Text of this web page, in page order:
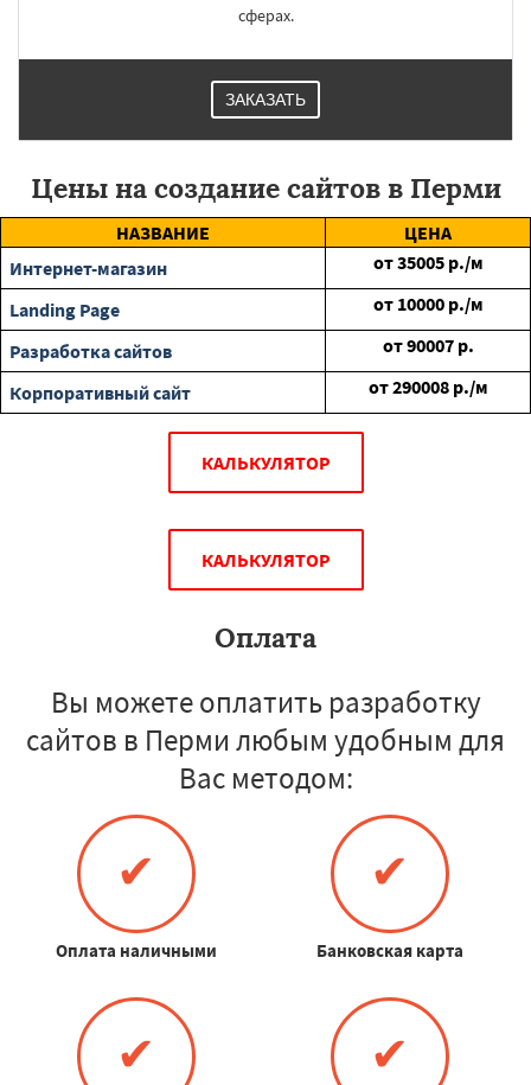
сферах.
ЗАКАЗАТЬ
Цены на создание сайтов в Перми
НАЗВАНИЕ
ЦЕНА
Интернет-магазин
от35005 р./м
Landing Page
от 10000 р./м
Разработка сайтов
от90007 р.
Корпоративный сайт
от290008 р./м
КАЛЬКУЛЯТОР
КАЛЬКУЛЯТОР
Оплата
Вы можете оплатить разработку
сайтов в Перми любым удобным для
Вас методом:
✔
Оплата наличными
✔
Банковская карта
✔ ✔